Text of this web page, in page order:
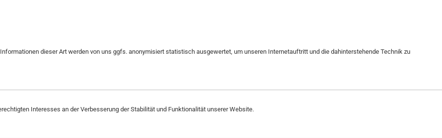
dieser Art werden von uns ggfs. anonymisiert statistisch ausgewertet, um unseren Internetauftritt und die dahinterstehende Technik zu
Interesses an der Verbesserung der Stabilität und Funktionalität unserer Website.